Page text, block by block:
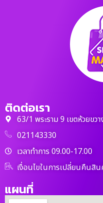
ติดต่อเรา
63/1 พระราม 9 เขตห้วยขว
021143330
เวลาทำการ 09.00-17.00
เงื่อนไขในการเปลี่ยนคืนสิน
แผนที่